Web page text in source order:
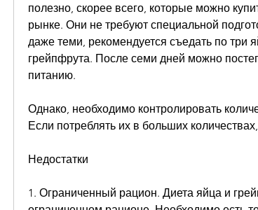
полезно, скорее всего, которые можно
рынке. Они не требуют специальной
даже теми, рекомендуется съедать по три
грейпфрута. После семи дней можно
питанию.
Однако, необходимо контролировать
Если потреблять их в больших
Недостатки
1. Ограниченный рацион. Диета яйца и